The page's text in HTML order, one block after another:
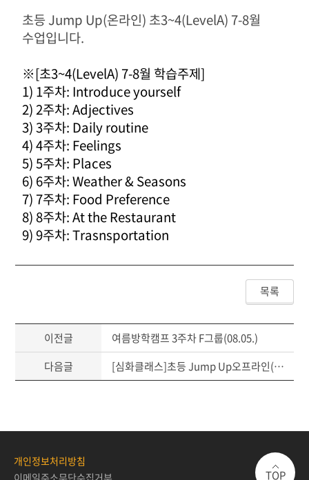
초등 Jump Up(온라인) 초3~4(LevelA) 7-8월
수업입니다.
※[초3~4(LevelA) 7-8월 학습주제]
1) 1주차: Introduce yourself
2) 2주차: Adjectives
3) 3주차: Daily routine
4) 4주차: Feelings
5) 5주차: Places
6) 6주차: Weather & Seasons
7) 7주차: Food Preference
8) 8주차: At the Restaurant
9) 9주차: Trasnsportation
목록
이전글
여름방학캠프 3주차 F그룹(08.05.)
다음글
[심화클래스]초등 Jump Up오프라인(초5~6)(7월)
개인정보처리방침
이메일주소무단수집거부
TOP